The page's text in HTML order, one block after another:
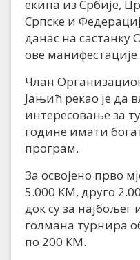
екипа из Србије,
Српске и
данас на
ове манифестације.
Члан
Јањић рекао је да
интересовање за
године имати
програм.
За освојено прво
5.000 КМ, друго
док су за најбољег
голмана турнира
по 200 КМ.